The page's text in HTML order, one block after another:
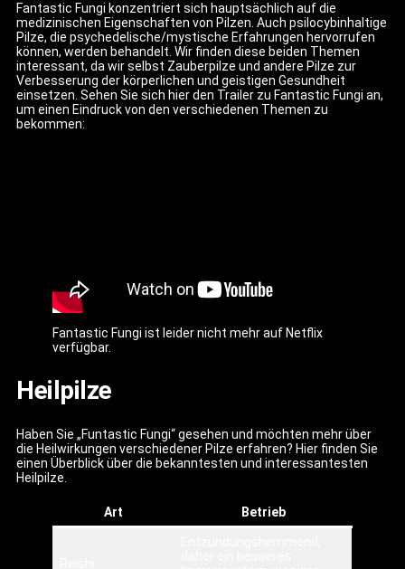
Fantastic Fungi konzentriert sich hauptsächlich auf die
medizinischen Eigenschaften von Pilzen. Auch psilocybinhaltige
Pilze, die psychedelische/mystische Erfahrungen hervorrufen
können, werden behandelt. Wir finden diese beiden Themen
interessant, da wir selbst Zauberpilze und andere Pilze zur
Verbesserung der körperlichen und geistigen Gesundheit
einsetzen. Sehen Sie sich hier den Trailer zu Fantastic Fungi an,
um einen Eindruck von den verschiedenen Themen zu
bekommen:
Fantastic Fungi ist leider nicht mehr auf Netflix
verfügbar.
Heilpilze
Haben Sie „Funtastic Fungi“ gesehen und möchten mehr über
die Heilwirkungen verschiedener Pilze erfahren? Hier finden Sie
einen Überblick über die bekanntesten und interessantesten
Heilpilze.
Art Betrieb